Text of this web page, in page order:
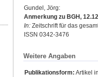
Gundel, Jörg:
Anmerkung zu BGH,
In: Zeitschrift für das
ISSN 0342-3476
Weitere Angaben
Publikationsform: Artikel